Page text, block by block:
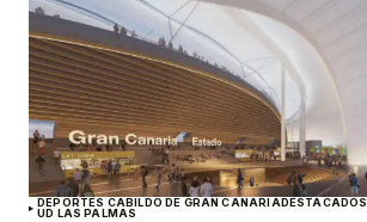
DEPORTES CABILDO DE GRAN CANARIADESTACADOS
UD LAS PALMAS